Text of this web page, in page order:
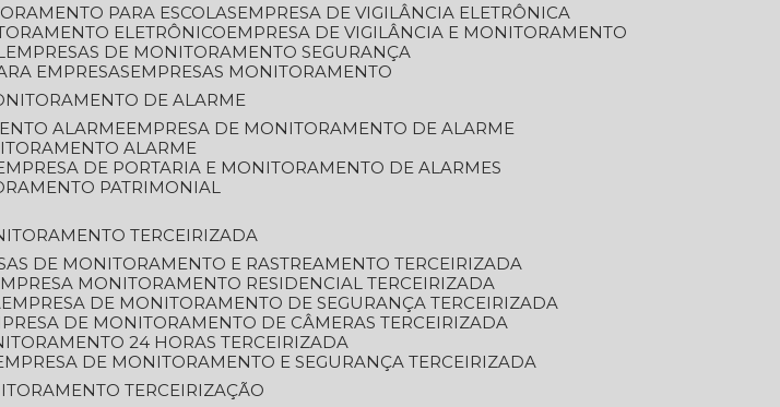
PARA ESCOLAS
EMPRESA DE VIGILÂNCIA ELETRÔNICA
ELETRÔNICO
EMPRESA DE VIGILÂNCIA E MONITORAMENTO
EMPRESAS DE MONITORAMENTO SEGURANÇA
EMPRESAS
EMPRESAS MONITORAMENTO
DE ALARME
ALARME
EMPRESA DE MONITORAMENTO DE ALARME
ALARME
EMPRESA DE PORTARIA E MONITORAMENTO DE ALARMES
PATRIMONIAL
TERCEIRIZADA
DE MONITORAMENTO E RASTREAMENTO TERCEIRIZADA
EMPRESA MONITORAMENTO RESIDENCIAL TERCEIRIZADA
EMPRESA DE MONITORAMENTO DE SEGURANÇA TERCEIRIZADA
DE MONITORAMENTO DE CÂMERAS TERCEIRIZADA
24 HORAS TERCEIRIZADA
EMPRESA DE MONITORAMENTO E SEGURANÇA TERCEIRIZADA
TERCEIRIZAÇÃO